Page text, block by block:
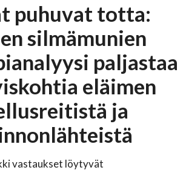
puhuvat totta:
silmämunien
paljastaa
eläimen
ja
vastaukset löytyvät